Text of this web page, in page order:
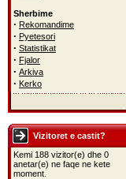
Sherbime
· Rekomandime
· Pyetesori
· Statistikat
· Fjalor
· Arkiva
· Kerko
Vizitoret e castit?
Kemi 188 vizitor(e) dhe 0
anetar(e) ne faqe ne kete
moment.